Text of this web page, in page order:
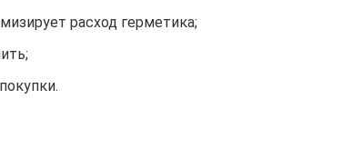
расход герметика;